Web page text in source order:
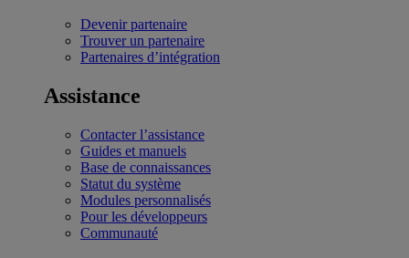
Devenir partenaire
Trouver un partenaire
Partenaires d’intégration
Assistance
Contacter l’assistance
Guides et manuels
Base de connaissances
Statut du système
Modules personnalisés
Pour les développeurs
Communauté